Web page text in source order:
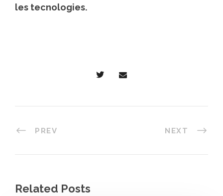
les tecnologies.
PREV NEXT
Related Posts